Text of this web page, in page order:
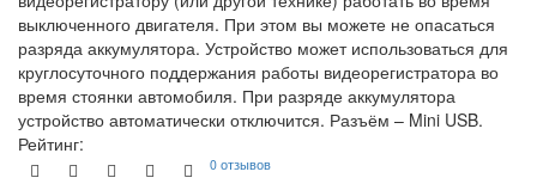
выключенного двигателя. При этом вы можете не опасаться
разряда аккумулятора. Устройство может использоваться для
круглосуточного поддержания работы видеорегистратора во
время стоянки автомобиля. При разряде аккумулятора
устройство автоматически отключится. Разъём – Mini USB.
Рейтинг:
0 отзывов